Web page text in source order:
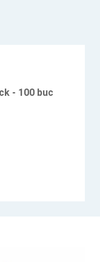
- 100 buc